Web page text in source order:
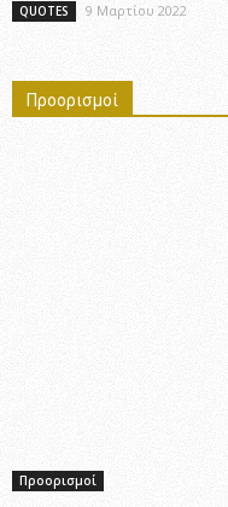
QUOTES 9 Μαρτίου 2022
Προορισμοί
Προορισμοί